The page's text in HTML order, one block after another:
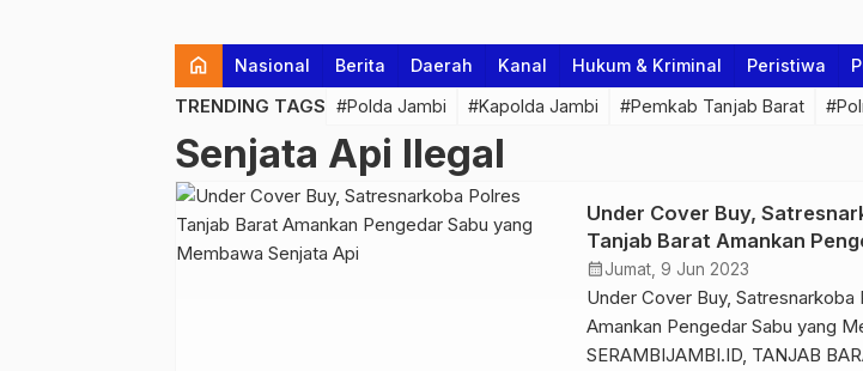
home Nasional Berita Daerah Kanal Hukum & Kriminal Peristiwa
TRENDING TAGS #Polda Jambi #Kapolda Jambi #Pemkab Tanjab Barat
Senjata Api Ilegal
Under Cover Buy,
Tanjab Barat Amankan
Membawa Senjata Api
calendar_monthJumat, 9 Jun 2023
Under Cover Buy, Satresnarkoba
Amankan Pengedar Sabu yang
SERAMBIJAMBI.ID, TANJAB